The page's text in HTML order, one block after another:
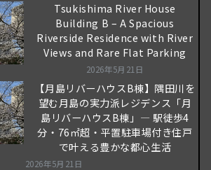
Tsukishima River House
Building B – A Spacious
Riverside Residence with River
Views and Rare Flat Parking
2026年5月21日
【月島リバーハウスB棟】隅田川を
望む月島の実力派レジデンス「月
島リバーハウスB棟」― 駅徒歩4
分・76㎡超・平置駐車場付き住戸
で叶える豊かな都心生活
2026年5月21日